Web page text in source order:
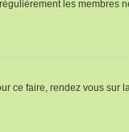
les
ce faire, rendez vous sur